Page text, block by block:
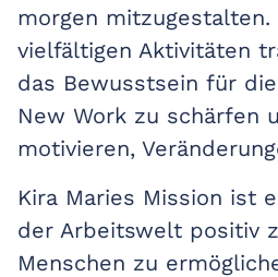
morgen mitzugestalten.
vielfältigen Aktivitäten
das Bewusstsein für
New Work zu schärfen
motivieren,
Kira Maries Mission ist
der Arbeitswelt positiv
Menschen zu